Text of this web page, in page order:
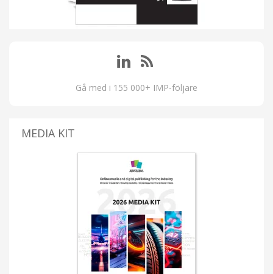
Gå med i 155 000+ IMP-följare
MEDIA KIT